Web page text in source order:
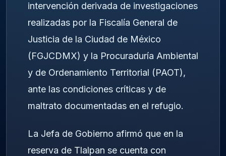
intervención derivada de investigaciones
realizadas por la Fiscalía General de
Justicia de la Ciudad de México
(FGJCDMX) y la Procuraduría Ambiental
y de Ordenamiento Territorial (PAOT),
ante las condiciones críticas y de
maltrato documentadas en el refugio.
La Jefa de Gobierno afirmó que en la
reserva de Tlalpan se cuenta con